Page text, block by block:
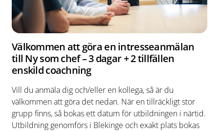
Välkommen att göra en intresseanmälan
till Ny som chef – 3 dagar + 2 tillfällen
enskild coachning
Vill du anmäla dig och/eller en kollega, så är du
välkommen att göra det nedan. När en tillräckligt stor
grupp finns, så bokas ett datum för utbildningen i närtid.
Utbildning genomförs i Blekinge och exakt plats bokas